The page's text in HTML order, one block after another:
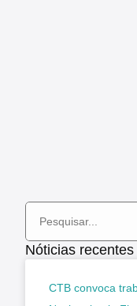
Nóticias recentes
CTB convoca